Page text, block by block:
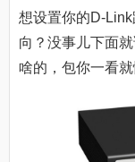
想设置你的D-
向？没事儿下面
啥的，包你一看就